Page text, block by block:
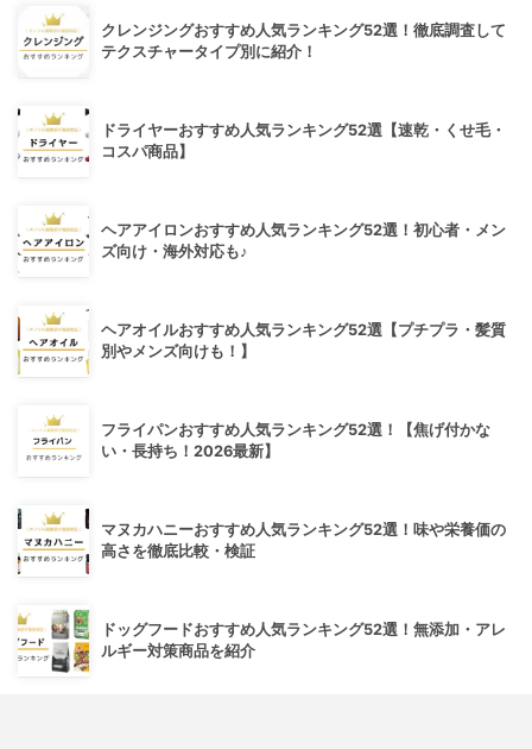
クレンジングおすすめ人気ランキング52選！徹底調査して
テクスチャータイプ別に紹介！
ドライヤーおすすめ人気ランキング52選【速乾・くせ毛・
コスパ商品】
ヘアアイロンおすすめ人気ランキング52選！初心者・メン
ズ向け・海外対応も♪
ヘアオイルおすすめ人気ランキング52選【プチプラ・髪質
別やメンズ向けも！】
フライパンおすすめ人気ランキング52選！【焦げ付かな
い・長持ち！2026最新】
マヌカハニーおすすめ人気ランキング52選！味や栄養価の
高さを徹底比較・検証
ドッグフードおすすめ人気ランキング52選！無添加・アレ
ルギー対策商品を紹介